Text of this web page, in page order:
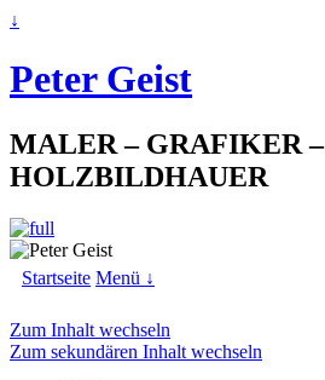
↓
Peter Geist
MALER – GRAFIKER –
HOLZBILDHAUER
Startseite Menü ↓
Zum Inhalt wechseln
Zum sekundären Inhalt wechseln